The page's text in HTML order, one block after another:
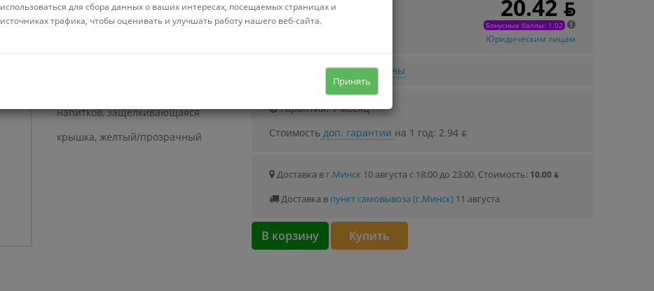
напитков, защелкивающаяся
крышка, желтый/прозрачный
Можно купить в кредит
Стоимость от 0.32 ƃ/мec.
20.42 ƃ
Бонусные баллы: 1.02
Юридическим лицам
Узнать о снижении цены
Гарантия: 1 месяц
Стоимостьдоп. гарантии на 1 год: 2.94 ƃ
Доставка в г.Минск 10 августа с 18:00 до 23:00. Стоимость: 10.00 ƃ
Доставка в пункт самовывоза (г.Минск)11 августа
В корзину Купить
использоваться для сбора данных о ваших интересах, посещаемых страницах и
источниках трафика, чтобы оценивать и улучшать работу нашего веб-сайта.
Принять